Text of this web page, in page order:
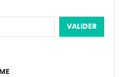
VALIDER